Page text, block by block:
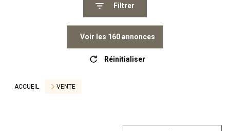
Filtrer
Voir les 160annonces
Réinitialiser
ACCUEIL VENTE